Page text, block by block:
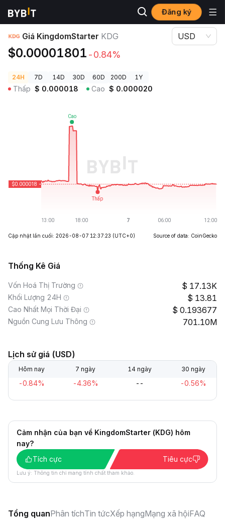
Đăng ký
Giá Tiền Điện Tử
Giá KingdomStarter KDG
$0.00001801 -0.84%
USD
24H 7D 14D 30D 60D 200D 1Y
Thấp $ 0.000018 Cao $ 0.000020
Cập nhật lần cuối: 2026-08-07 12:37:23 (UTC+0) Source of data: CoinGecko
Thống Kê Giá
Vốn Hoá Thị Trường 17.13K
Khối Lượng 24H 13.81
Cao Nhất Mọi Thời Đại 0.193677
Nguồn Cung Lưu Thông 701.10M
Lịch sử giá (USD)
Hôm nay 7 ngày 14 ngày 30 ngày
-0.84% -4.36% -- -0.56%
Cảm nhận của bạn về KingdomStarter (KDG) hôm
nay?
Tích cực
Tiêu cực
Lưu ý: Thông tin chỉ mang tính chất tham khảo.
Tổng quanPhân tíchTin tứcXếp hạngMạng xã hộiFAQ